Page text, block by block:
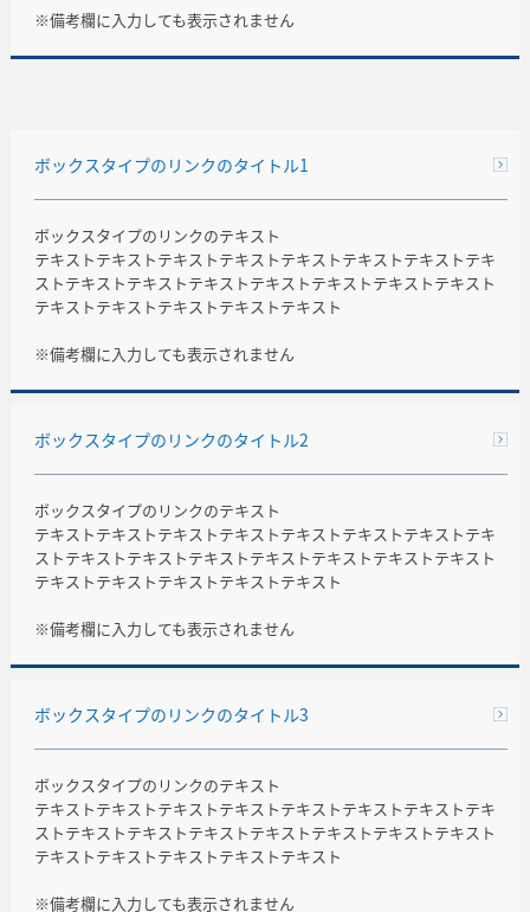
※備考欄に入力しても表示されません
ボックスタイプのリンクのタイトル1
ボックスタイプのリンクのテキスト
テキストテキストテキストテキストテキストテキストテキストテキ
ストテキストテキストテキストテキストテキストテキストテキスト
テキストテキストテキストテキストテキスト
※備考欄に入力しても表示されません
ボックスタイプのリンクのタイトル2
ボックスタイプのリンクのテキスト
テキストテキストテキストテキストテキストテキストテキストテキ
ストテキストテキストテキストテキストテキストテキストテキスト
テキストテキストテキストテキストテキスト
※備考欄に入力しても表示されません
ボックスタイプのリンクのタイトル3
ボックスタイプのリンクのテキスト
テキストテキストテキストテキストテキストテキストテキストテキ
ストテキストテキストテキストテキストテキストテキストテキスト
テキストテキストテキストテキストテキスト
※備考欄に入力しても表示されません